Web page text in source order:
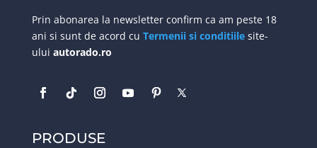
Prin abonarea la newsletter confirm ca am peste 18
ani si sunt de acord cu Termenii si conditiilesite-
ului autorado.ro
PRODUSE